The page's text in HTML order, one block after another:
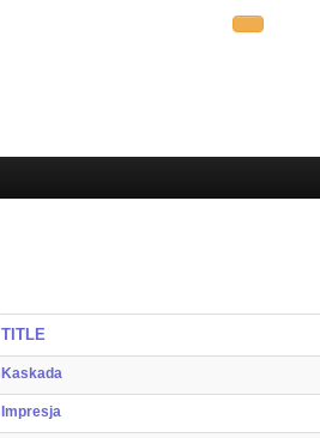
TITLE
Kaskada
Impresja